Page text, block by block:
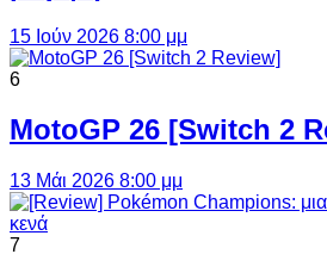
15 Ιούν 2026 8:00 μμ
6
MotoGP 26 [Switch 2
13 Μάι 2026 8:00 μμ
7